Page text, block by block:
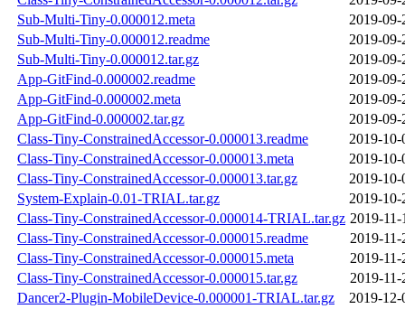
Sub-Multi-Tiny-0.000012.meta
2019-09-
Sub-Multi-Tiny-0.000012.readme
2019-09-
Sub-Multi-Tiny-0.000012.tar.gz
2019-09-
App-GitFind-0.000002.readme
2019-09-
App-GitFind-0.000002.meta
2019-09-
App-GitFind-0.000002.tar.gz
2019-09-
Class-Tiny-ConstrainedAccessor-0.000013.readme
2019-10-
Class-Tiny-ConstrainedAccessor-0.000013.meta
2019-10-
Class-Tiny-ConstrainedAccessor-0.000013.tar.gz
2019-10-
System-Explain-0.01-TRIAL.tar.gz
2019-10-
Class-Tiny-ConstrainedAccessor-0.000014-TRIAL.tar.gz 2019-
Class-Tiny-ConstrainedAccessor-0.000015.readme
2019-
Class-Tiny-ConstrainedAccessor-0.000015.meta
2019-
Class-Tiny-ConstrainedAccessor-0.000015.tar.gz
2019-
Dancer2-Plugin-MobileDevice-0.000001-TRIAL.tar.gz
2019-12-